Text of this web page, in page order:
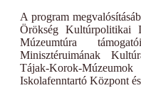
A program
Örökség
Múzeumtúra
Minisztéruimának
Tájak-Korok-
Iskolafenntartó Központ